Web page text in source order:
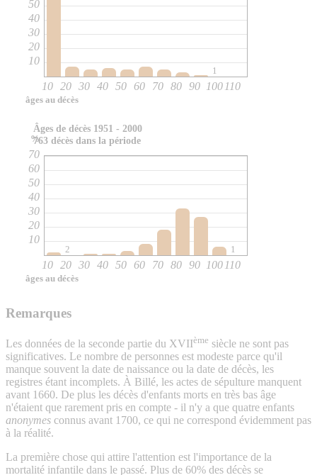
50
40
30
20
10
1
10 20 30 40 50 60 70 80 90 100 110
âges au décès
Âges de décès 1951 - 2000
763 décès dans la période
%
70
60
50
40
30
20
10
2 1
10 20 30 40 50 60 70 80 90 100 110
âges au décès
Remarques
Les données de la seconde partie du XVIIème siècle ne sont pas
significatives. Le nombre de personnes est modeste parce qu'il
manque souvent la date de naissance ou la date de décès, les
registres étant incomplets. À Billé, les actes de sépulture manquent
avant 1660. De plus les décès d'enfants morts en très bas âge
n'étaient que rarement pris en compte - il n'y a que quatre enfants
anonymes connus avant 1700, ce qui ne correspond évidemment pas
à la réalité.
La première chose qui attire l'attention est l'importance de la
mortalité infantile dans le passé. Plus de 60% des décès se